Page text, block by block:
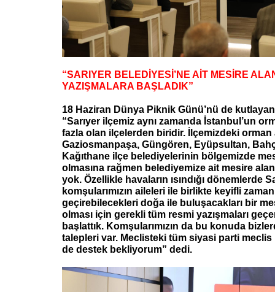
“SARIYER BELEDİYESİ’NE AİT MESİRE
YAZIŞMALARA BAŞLADIK”
18 Haziran Dünya Piknik Günü’nü de
“Sarıyer ilçemiz aynı zamanda İstanbul’un
fazla olan ilçelerden biridir. İlçemizdeki orman
Gaziosmanpaşa, Güngören, Eyüpsultan,
Kağıthane ilçe belediyelerinin bölgemizde
olmasına rağmen belediyemize ait mesire
yok. Özellikle havaların ısındığı dönemlerde
komşularımızın aileleri ile birlikte keyifli zaman
geçirebilecekleri doğa ile buluşacakları bir
olması için gerekli tüm resmi yazışmaları
başlattık. Komşularımızın da bu konuda
talepleri var. Meclisteki tüm siyasi parti
de destek bekliyorum” dedi.